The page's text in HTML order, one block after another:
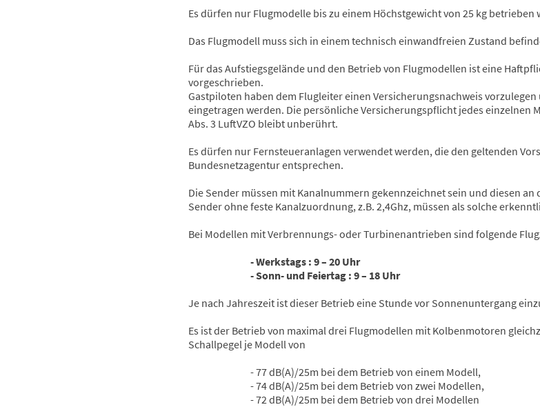
Es dürfen nur Flugmodelle bis zu einem Höchstgewicht von 25 kg betrieben
Das Flugmodell muss sich in einem technisch einwandfreien Zustand
Für das Aufstiegsgelände und den Betrieb von Flugmodellen ist eine
vorgeschrieben.
Gastpiloten haben dem Flugleiter einen Versicherungsnachweis
eingetragen werden. Die persönliche Versicherungspflicht jedes einzelnen
Abs. 3 LuftVZO bleibt unberührt.
Es dürfen nur Fernsteueranlagen verwendet werden, die den geltenden
Bundesnetzagentur entsprechen.
Die Sender müssen mit Kanalnummern gekennzeichnet sein und diesen an
Sender ohne feste Kanalzuordnung, z.B. 2,4Ghz, müssen als solche
Bei Modellen mit Verbrennungs- oder Turbinenantrieben sind folgende
- Werkstags : 9 – 20 Uhr
- Sonn- und Feiertag : 9 – 18 Uhr
Je nach Jahreszeit ist dieser Betrieb eine Stunde vor Sonnenuntergang
Es ist der Betrieb von maximal drei Flugmodellen mit Kolbenmotoren
Schallpegel je Modell von
- 77 dB(A)/25m bei dem Betrieb von einem Modell,
- 74 dB(A)/25m bei dem Betrieb von zwei Modellen,
- 72 dB(A)/25m bei dem Betrieb von drei Modellen